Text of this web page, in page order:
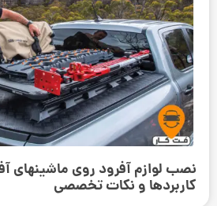
نصب لوازم آفرود روی ماشینهای
کاربردها و نکات تخصصی